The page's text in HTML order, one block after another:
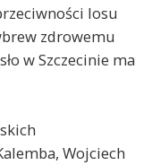
losu
zdrowemu
w Szczecinie ma
Wojciech